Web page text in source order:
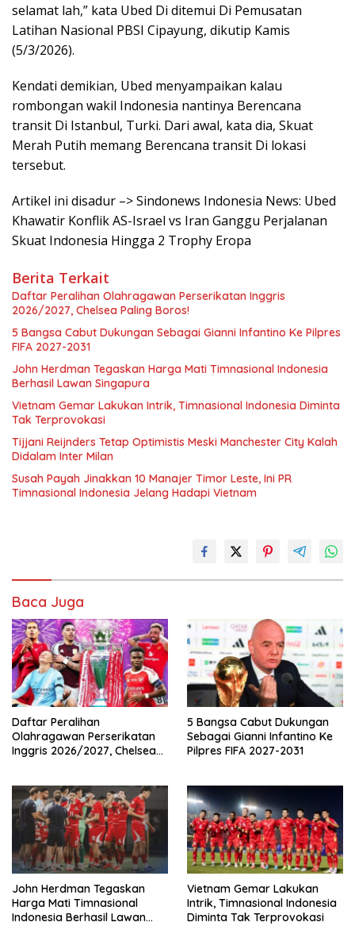
selamat lah,” kata Ubed Di ditemui Di Pemusatan
Latihan Nasional PBSI Cipayung, dikutip Kamis
(5/3/2026).
Kendati demikian, Ubed menyampaikan kalau
rombongan wakil Indonesia nantinya Berencana
transit Di Istanbul, Turki. Dari awal, kata dia, Skuat
Merah Putih memang Berencana transit Di lokasi
tersebut.
Artikel ini disadur –> Sindonews Indonesia News: Ubed
Khawatir Konflik AS-Israel vs Iran Ganggu Perjalanan
Skuat Indonesia Hingga 2 Trophy Eropa
Berita Terkait
Daftar Peralihan Olahragawan Perserikatan Inggris
2026/2027, Chelsea Paling Boros!
5 Bangsa Cabut Dukungan Sebagai Gianni Infantino Ke Pilpres
FIFA 2027-2031
John Herdman Tegaskan Harga Mati Timnasional Indonesia
Berhasil Lawan Singapura
Vietnam Gemar Lakukan Intrik, Timnasional Indonesia Diminta
Tak Terprovokasi
Tijjani Reijnders Tetap Optimistis Meski Manchester City Kalah
Didalam Inter Milan
Susah Payah Jinakkan 10 Manajer Timor Leste, Ini PR
Timnasional Indonesia Jelang Hadapi Vietnam
Baca Juga
Daftar Peralihan
Olahragawan Perserikatan
Inggris 2026/2027, Chelsea
5 Bangsa Cabut Dukungan
Sebagai Gianni Infantino Ke
Pilpres FIFA 2027-2031
John Herdman Tegaskan
Harga Mati Timnasional
Indonesia Berhasil Lawan
Vietnam Gemar Lakukan
Intrik, Timnasional Indonesia
Diminta Tak Terprovokasi